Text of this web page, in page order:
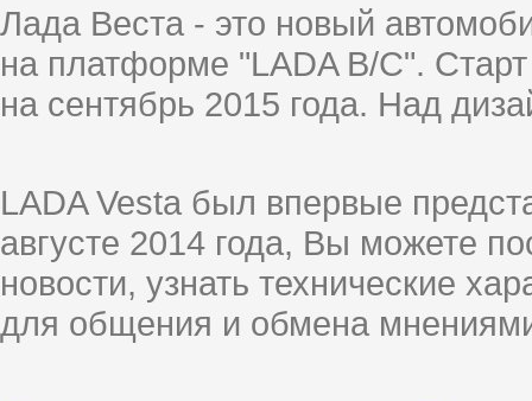
Лада Веста - это новый
на платформе "LADA B/C".
на сентябрь 2015 года. Над
LADA Vesta был впервые
августе 2014 года, Вы можете
новости, узнать технические
для общения и обмена